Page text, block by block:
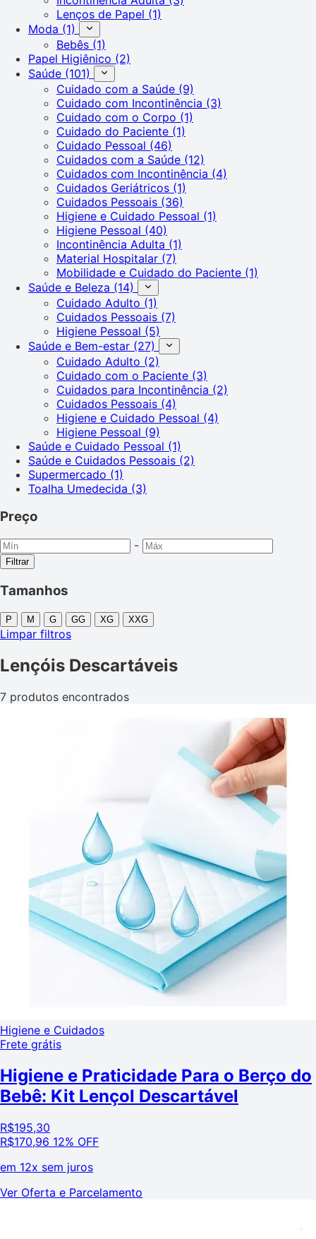
Lenços de Papel (1)
Moda (1)
Bebês (1)
Papel Higiênico (2)
Saúde (101)
Cuidado com a Saúde (9)
Cuidado com Incontinência (3)
Cuidado com o Corpo (1)
Cuidado do Paciente (1)
Cuidado Pessoal (46)
Cuidados com a Saúde (12)
Cuidados com Incontinência (4)
Cuidados Geriátricos (1)
Cuidados Pessoais (36)
Higiene e Cuidado Pessoal (1)
Higiene Pessoal (40)
Incontinência Adulta (1)
Material Hospitalar (7)
Mobilidade e Cuidado do Paciente (1)
Saúde e Beleza (14)
Cuidado Adulto (1)
Cuidados Pessoais (7)
Higiene Pessoal (5)
Saúde e Bem-estar (27)
Cuidado Adulto (2)
Cuidado com o Paciente (3)
Cuidados para Incontinência (2)
Cuidados Pessoais (4)
Higiene e Cuidado Pessoal (4)
Higiene Pessoal (9)
Saúde e Cuidado Pessoal (1)
Saúde e Cuidados Pessoais (2)
Supermercado (1)
Toalha Umedecida (3)
Preço
-
Filtrar
Tamanhos
P M G GG XG XXG
Limpar filtros
Lençóis Descartáveis
7 produtos encontrados
Higiene e Cuidados
Frete grátis
Higiene e Praticidade Para o Berço do
Bebê: Kit Lençol Descartável
R$195,30
R$170,96 12% OFF
em 12x sem juros
Ver Oferta e Parcelamento